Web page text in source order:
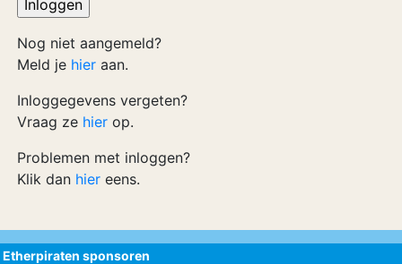
Nog niet aangemeld?
Meld je hier aan.
Inloggegevens vergeten?
Vraag ze hier op.
Problemen met inloggen?
Klik dan hier eens.
Etherpiraten sponsoren